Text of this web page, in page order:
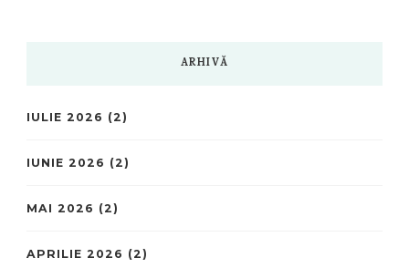
ARHIVĂ
IULIE 2026 (2)
IUNIE 2026 (2)
MAI 2026 (2)
APRILIE 2026 (2)